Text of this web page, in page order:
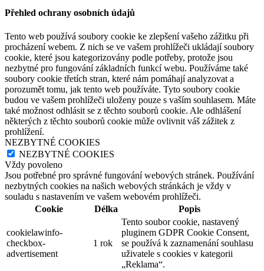
Přehled ochrany osobních údajů
Tento web používá soubory cookie ke zlepšení vašeho zážitku při
procházení webem. Z nich se ve vašem prohlížeči ukládají soubory
cookie, které jsou kategorizovány podle potřeby, protože jsou
nezbytné pro fungování základních funkcí webu. Používáme také
soubory cookie třetích stran, které nám pomáhají analyzovat a
porozumět tomu, jak tento web používáte. Tyto soubory cookie
budou ve vašem prohlížeči uloženy pouze s vaším souhlasem. Máte
také možnost odhlásit se z těchto souborů cookie. Ale odhlášení
některých z těchto souborů cookie může ovlivnit váš zážitek z
prohlížení.
NEZBYTNÉ COOKIES
NEZBYTNÉ COOKIES
Vždy povoleno
Jsou potřebné pro správné fungování webových stránek. Používání
nezbytných cookies na našich webových stránkách je vždy v
souladu s nastavením ve vašem webovém prohlížeči.
Cookie
Délka Popis
cookielawinfo-
checkbox-
advertisement
1 rok
Tento soubor cookie, nastavený
pluginem GDPR Cookie Consent,
se používá k zaznamenání souhlasu
uživatele s cookies v kategorii
„Reklama“.